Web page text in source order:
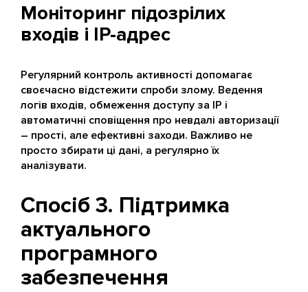
Моніторинг підозрілих
входів і IP-адрес
Регулярний контроль активності допомагає
своєчасно відстежити спроби злому. Ведення
логів входів, обмеження доступу за IP і
автоматичні сповіщення про невдалі авторизації
– прості, але ефективні заходи. Важливо не
просто збирати ці дані, а регулярно їх
аналізувати.
Спосіб 3. Підтримка
актуального
програмного
забезпечення